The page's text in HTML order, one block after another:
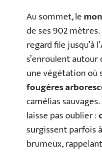
Au sommet, le
de ses 902
regard file jusqu’à
s’enroulent
une végétation où
fougères
camélias
laisse pas oublier :
surgissent parfois
brumeux,